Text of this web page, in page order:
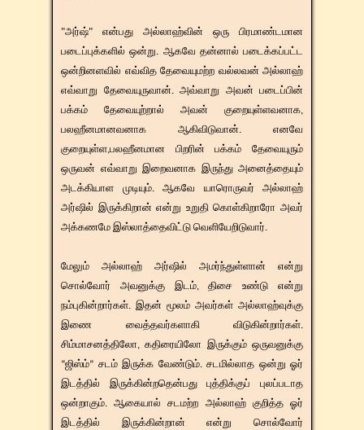
"அர்ஷ்" என்பது அல்லாஹ்வின் ஒரு பிரமாண்டமான
படைப்புக்களில் ஒன்று. ஆகவே தன்னால் படைக்கப்பட்ட
ஒன்றினளவில் எவ்வித தேவையுமற்ற வல்லவன் அல்லாஹ்
எவ்வாறு தேவையுருவான். அவ்வாறு அவன் படைப்பின்
பக்கம் தேவையுற்றால் அவன் குறையுள்ளவனாக,
பலஹீனமானவனாக ஆகிவிடுவான். எனவே
குறையுள்ள,பலஹீனமான பிறரின் பக்கம் தேவையுரும்
ஒருவன் எவ்வாறு இறைவனாக இருந்து அனைத்தையும்
அடக்கியாள முடியும். ஆகவே யாரொருவர் அல்லாஹ்
அர்ஷில் இருக்கிறான் என்று உறுதி கொள்கிறாரோ அவர்
அக்கணமே இஸ்லாத்தைவிட்டு வெளியேறிடுவார்.
மேலும் அல்லாஹ் அர்ஷில் அமர்ந்துள்ளான் என்று
சொல்வோர் அவனுக்கு இடம், திசை உண்டு என்று
நம்புகின்றார்கள். இதன் மூலம் அவர்கள் அல்லாஹ்வுக்கு
இணை வைத்தவர்களாகி விடுகின்றார்கள்.
சிம்மாசனத்திலோ, கதிரையிலோ இருக்கும் ஒருவனுக்கு
“ஜிஸ்ம்” சடம் இருக்க வேண்டும். சடமில்லாத ஒன்று ஓர்
இடத்தில் இருக்கின்றதென்பது புத்திக்குப் புலப்படாத
ஒன்றாகும். ஆகையால் சடமற்ற அல்லாஹ் குறித்த ஓர்
இடத்தில் இருக்கின்றான் என்று சொல்வோர்